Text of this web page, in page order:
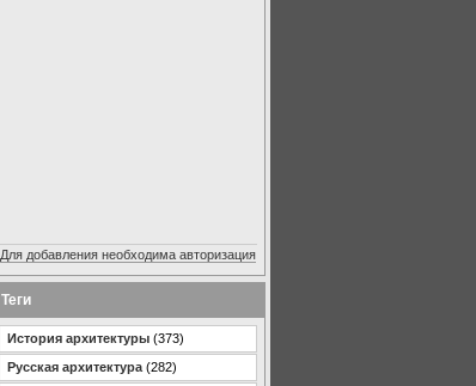
Для добавления необходима авторизация
Теги
История архитектуры (373)
Русская архитектура (282)